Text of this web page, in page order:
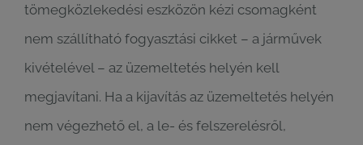
tömegközlekedési eszközön kézi csomagként
nem szállítható fogyasztási cikket – a járművek
kivételével – az üzemeltetés helyén kell
megjavítani. Ha a kijavítás az üzemeltetés helyén
nem végezhető el, a le- és felszerelésről,